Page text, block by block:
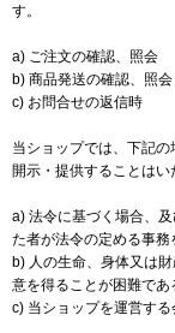
す。
a) ご注文の確認、照会
b) 商品発送の確認、照会
c) お問合せの返信時
当ショップでは、下記
開示・提供することはい
a) 法令に基づく場合、
た者が法令の定める事
b) 人の生命、身体又は
意を得ることが困難であ
c) 当ショップを運営す